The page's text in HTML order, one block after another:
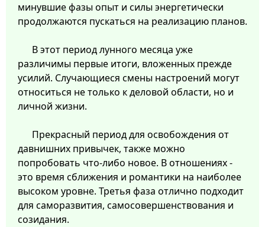
минувшие фазы опыт и силы энергетически
продолжаются пускаться на реализацию планов.
В этот период лунного месяца уже
различимы первые итоги, вложенных прежде
усилий. Случающиеся смены настроений могут
относиться не только к деловой области, но и
личной жизни.
Прекрасный период для освобождения от
давнишних привычек, также можно
попробовать что-либо новое. В отношениях -
это время сближения и романтики на наиболее
высоком уровне. Третья фаза отлично подходит
для саморазвития, самосовершенствования и
созидания.